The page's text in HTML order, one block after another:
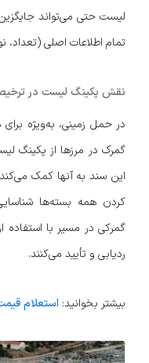
لیست حتی می‌تواند
تمام اطلاعات اصلی (تعداد،
نقش پکینگ لیست در
در حمل زمینی، به‌ویژه
گمرک در مرزها از پکینگ
این سند به آنها کمک می‌کند
کردن همه بسته‌ها
گمرکی در مسیر با استفاده
ردیابی و تأیید می‌کنند.
بیشتر بخوانید: استعلام